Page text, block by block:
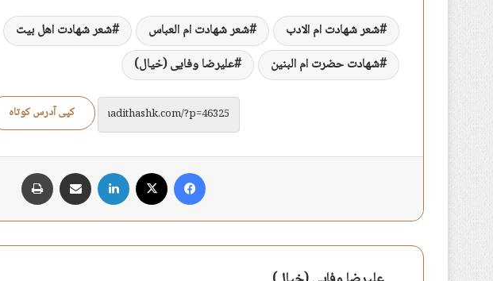
شعر شهادت ام الادب شعر شهادت ام العباس شعر شهادت اهل بیت
شهادت حضرت ام البنین
علیرضا وفایی (خیال)
کپی آدرس کوتاه
فیس بوک لینکدین اشتراک گذاری از طریق ایمیل